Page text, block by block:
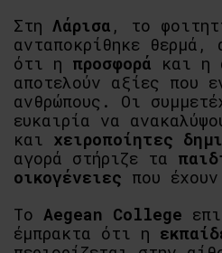
Στη Λάρισα , το
ανταποκρίθηκε θερμά,
ότι η προσφορά και η
αποτελούν αξίες που
ανθρώπους. Οι
ευκαιρία να
και χειροποίητες
αγορά στήριζε τα
οικογένειες που
Το Aegean College
έμπρακτα ότι η